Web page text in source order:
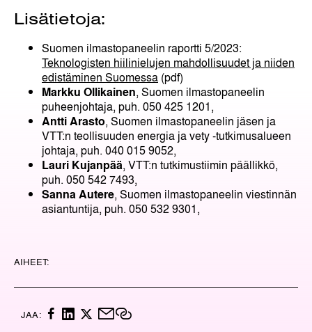
Lisätietoja:
Suomen ilmastopaneelin raportti 5/2023:
Teknologisten hiilinielujen mahdollisuudet ja niiden
edistäminen Suomessa (pdf)
Markku Ollikainen, Suomen ilmastopaneelin
puheenjohtaja, puh. 050 425 1201,
Antti Arasto, Suomen ilmastopaneelin jäsen ja
VTT:n teollisuuden energia ja vety -tutkimusalueen
johtaja, puh. 040 015 9052,
Lauri Kujanpää, VTT:n tutkimustiimin päällikkö,
puh. 050 542 7493,
Sanna Autere, Suomen ilmastopaneelin viestinnän
asiantuntija, puh. 050 532 9301,
AIHEET:
JAA:
F
L
X
M
K